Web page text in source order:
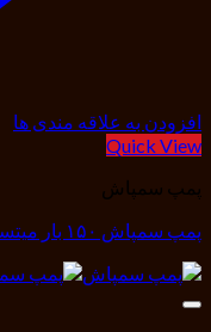
افزودن به علاقه مندی ها
Quick View
پمپ سمپاش
پمپ سمپاش ۱۵۰ بار میتسوتا